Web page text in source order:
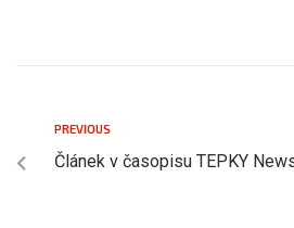
PREVIOUS
Článek v časopisu TEPKY